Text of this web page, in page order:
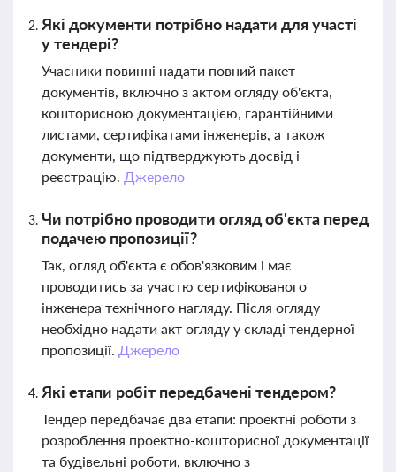
Які документи потрібно надати для участі
у тендері?
Учасники повинні надати повний пакет
документів, включно з актом огляду об'єкта,
кошторисною документацією, гарантійними
листами, сертифікатами інженерів, а також
документи, що підтверджують досвід і
реєстрацію. Джерело
Чи потрібно проводити огляд об'єкта перед
подачею пропозиції?
Так, огляд об'єкта є обов'язковим і має
проводитись за участю сертифікованого
інженера технічного нагляду. Після огляду
необхідно надати акт огляду у складі тендерної
пропозиції. Джерело
Які етапи робіт передбачені тендером?
Тендер передбачає два етапи: проектні роботи з
розроблення проектно-кошторисної документації
та будівельні роботи, включно з